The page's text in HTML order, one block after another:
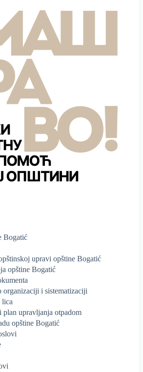
Bogatić
upravi opštine Bogatić
opštine Bogatić
organizaciji i sistematizaciji
lica
plan upravljanja otpadom
opštine Bogatić